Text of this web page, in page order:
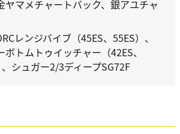
ヤマメチャートバック、銀アユチャ
レンジバイブ（45ES、55ES）、
トムトゥイッチャー（42ES、
シュガー2/3ディープSG72F